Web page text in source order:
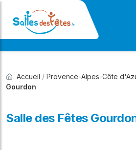
Accueil / Provence-Alpes-Côte
Gourdon
Salle des Fêtes